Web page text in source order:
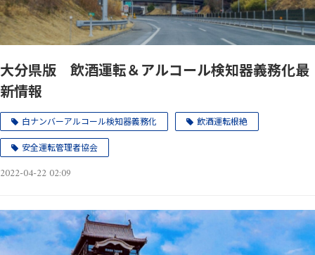
大分県版 飲酒運転＆アルコール検知器義務化最
新情報
白ナンバーアルコール検知器義務化 飲酒運転根絶
安全運転管理者協会
2022-04-22 02:09